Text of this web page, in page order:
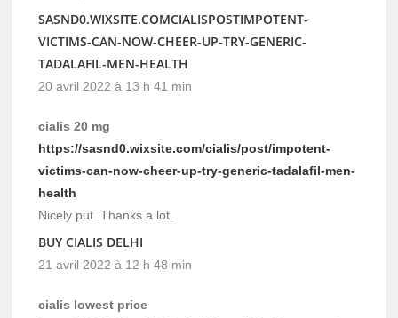
SASND0.WIXSITE.COMCIALISPOSTIMPOTENT-
VICTIMS-CAN-NOW-CHEER-UP-TRY-GENERIC-
TADALAFIL-MEN-HEALTH
20 avril 2022 à 13 h 41 min
cialis 20 mg
https://sasnd0.wixsite.com/cialis/post/impotent-
victims-can-now-cheer-up-try-generic-tadalafil-men-
health
Nicely put. Thanks a lot.
BUY CIALIS DELHI
21 avril 2022 à 12 h 48 min
cialis lowest price